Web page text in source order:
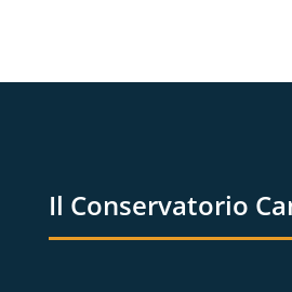
Il Conservatorio